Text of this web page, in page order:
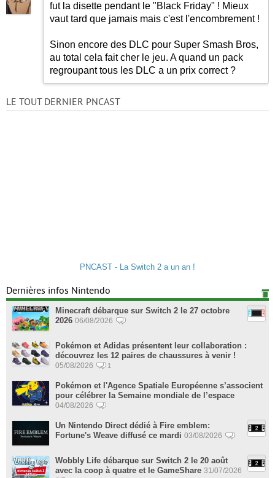
fut la disette pendant le "Black Friday" ! Mieux
vaut tard que jamais mais c'est l'encombrement !
Sinon encore des DLC pour Super Smash Bros,
au total cela fait cher le jeu. A quand un pack
regroupant tous les DLC a un prix correct ?
LE TOUT DERNIER PNCAST
PNCAST - La Switch 2 a un an !
Dernières infos Nintendo
Minecraft débarque sur Switch 2 le 27 octobre
2026 06/08/2026
Pokémon et Adidas présentent leur collaboration :
découvrez les 12 paires de chaussures à venir !
05/08/2026 1
Pokémon et l'Agence Spatiale Européenne s’associent
pour célébrer la Semaine mondiale de l’espace
04/08/2026
Un Nintendo Direct dédié à Fire emblem:
Fortune's Weave diffusé ce mardi 03/08/2026
Wobbly Life débarque sur Switch 2 le 20 août
avec la coop à quatre et le GameShare 31/07/2026